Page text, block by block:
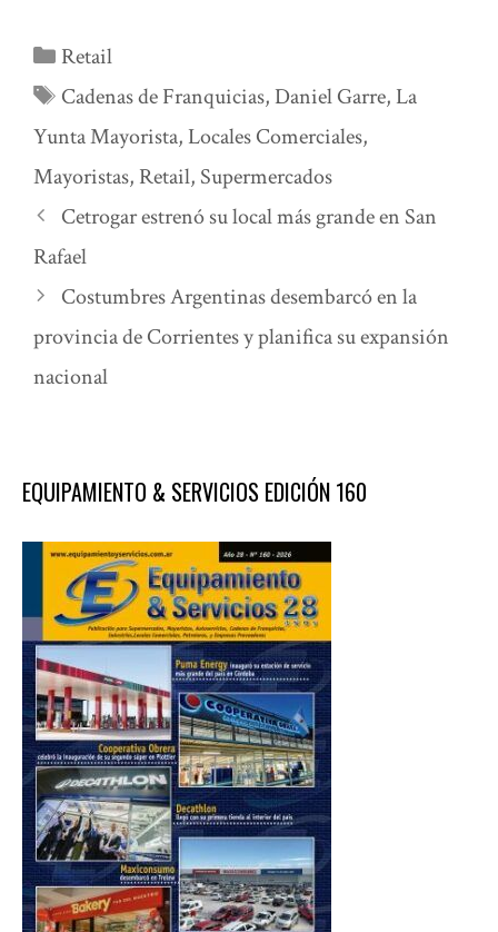
Categorías
Retail
Etiquetas
Cadenas de Franquicias,Daniel Garre,La
Yunta Mayorista,Locales Comerciales,
Mayoristas, Retail, Supermercados
Cetrogar estrenó su local más grande en San
Rafael
Costumbres Argentinas desembarcó en la
provincia de Corrientes y planifica su expansión
nacional
EQUIPAMIENTO & SERVICIOS EDICIÓN 160